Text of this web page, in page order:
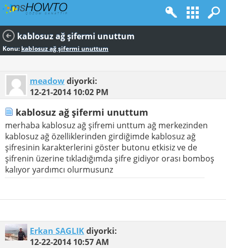
kablosuz ağ şifermi unuttum
Konu: kablosuz ağ şifermi unuttum
meadowdiyorki:
12-21-2014 10:02 PM
kablosuz ağ şifermi unuttum
merhaba kablosuz ağ şifremi unttum ağ merkezinden
kablosuz ağ özelliklerinden girdiğimde kablosuz ağ
şifresinin karakterlerini göster butonu etkisiz ve de
şifrenin üzerine tıkladığımda şifre gidiyor orası bomboş
kalıyor yardımcı olurmusunz
Erkan SAGLIKdiyorki:
12-22-2014 10:57 AM